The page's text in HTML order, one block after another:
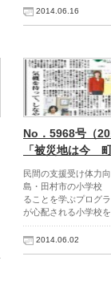
2014.06.16
No．5968号（
「被災地は今
民間の支援受け体力
島・田村市の小学校
ることを学ぶプログ
が心配される小学校
2014.06.02